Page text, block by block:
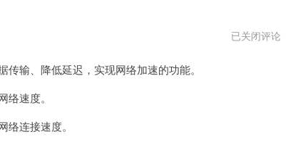
飞
熊
已关闭评论
输、降低延迟，实现网络加速的功能。
速度。
连接速度。